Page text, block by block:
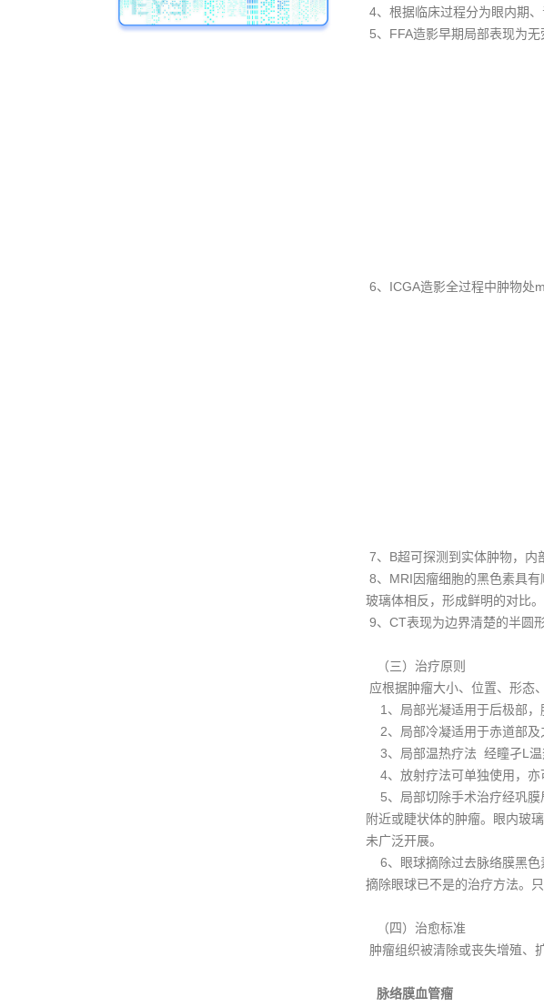
4、根据临床过程分为眼内期
5、FFA造影早期局部表现为
6、ICGA造影全过程中肿物处
7、B超可探测到实体肿物，内
8、MRI因瘤细胞的黑色素具
玻璃体相反，形成鲜明的对比。
9、CT表现为边界清楚的半圆
（三）治疗原则
应根据肿瘤大小、位置、形态
1、局部光凝适用于后极部
2、局部冷凝适用于赤道部及
3、局部温热疗法 经瞳孑L温
4、放射疗法可单独使用，亦
5、局部切除手术治疗经巩膜
附近或睫状体的肿瘤。眼内玻
未广泛开展。
6、眼球摘除过去脉络膜黑色
摘除眼球已不是的治疗方法。
（四）治愈标准
肿瘤组织被清除或丧失增殖、
脉络膜血管瘤